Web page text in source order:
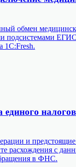
обмен
подсистемами
1C:Fresh.
и
расхождения с
в ФНС.